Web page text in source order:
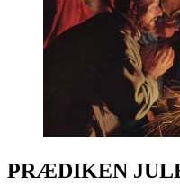
PRÆDIKEN